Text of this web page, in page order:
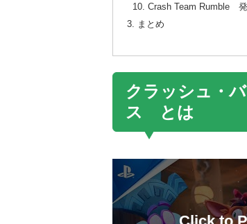
Crash Team Rumble 発
まとめ
クラッシュ・
ス とは